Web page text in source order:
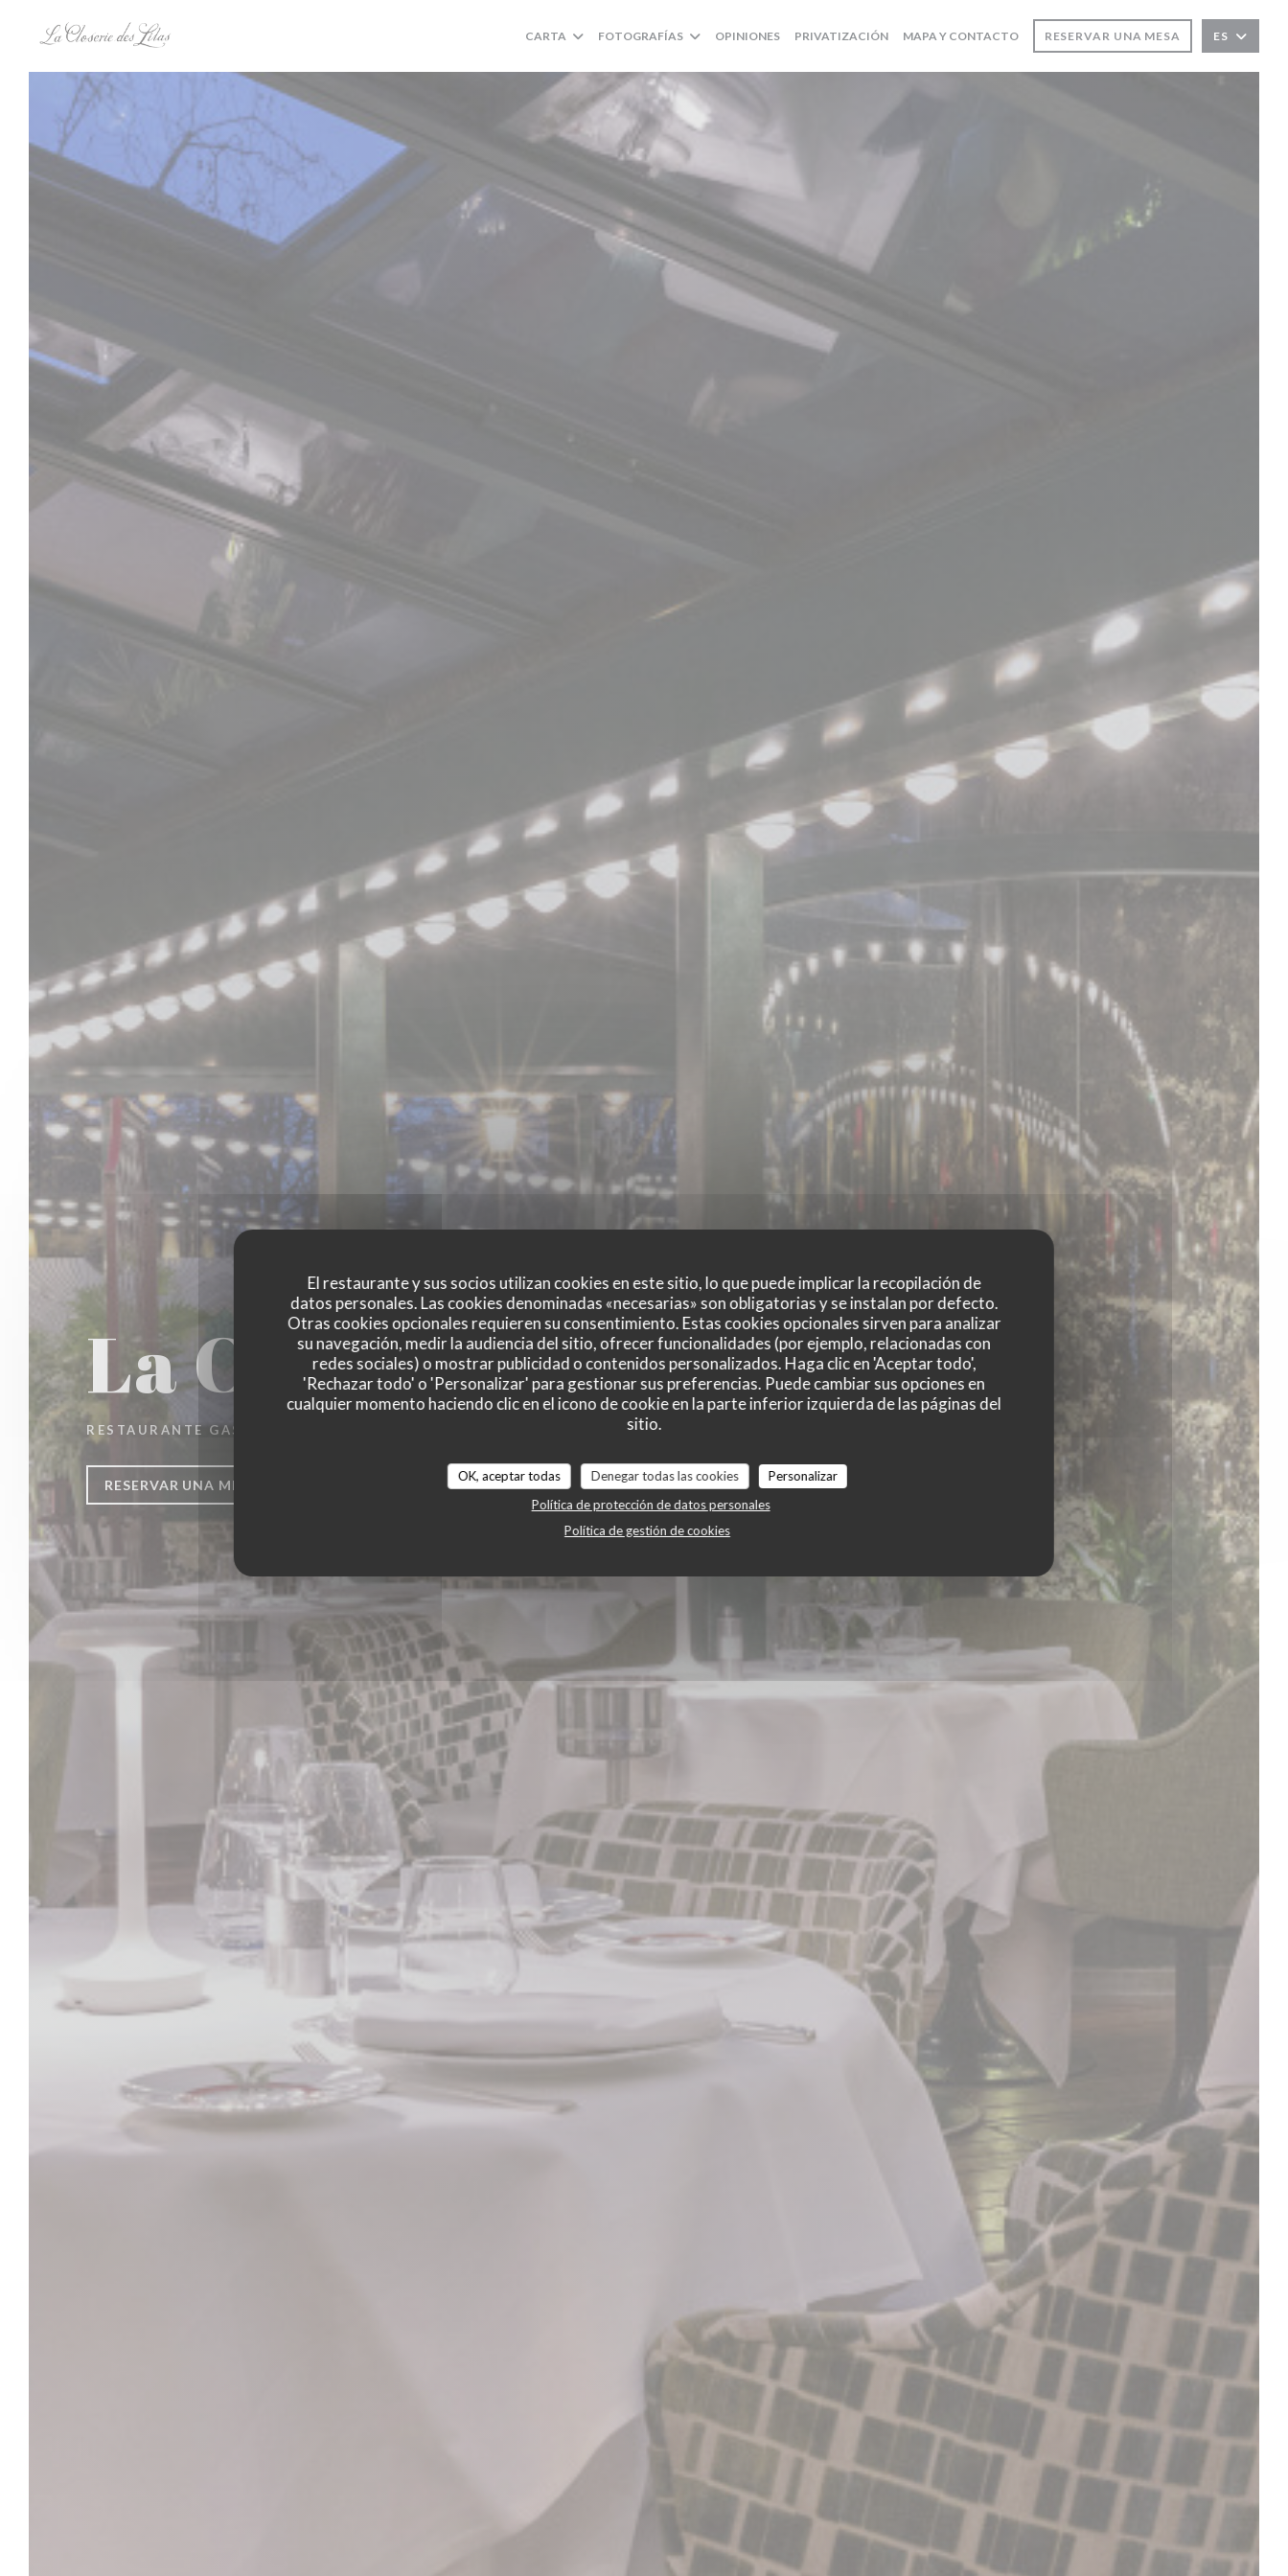
El restaurante y sus socios utilizan cookies en este sitio, lo que puede implicar la recopilación de
datos personales. Las cookies denominadas «necesarias» son obligatorias y se instalan por defecto.
Otras cookies opcionales requieren su consentimiento. Estas cookies opcionales sirven para analizar
su navegación, medir la audiencia del sitio, ofrecer funcionalidades (por ejemplo, relacionadas con
redes sociales) o mostrar publicidad o contenidos personalizados. Haga clic en 'Aceptar todo',
'Rechazar todo' o 'Personalizar' para gestionar sus preferencias. Puede cambiar sus opciones en
cualquier momento haciendo clic en el icono de cookie en la parte inferior izquierda de las páginas del
sitio.
OK, aceptar todas Denegar todas las cookies
Personalizar
Política de protección de datos personales
Política de gestión de cookies
CARTA FOTOGRAFÍAS OPINIONES PRIVATIZACIÓN MAPA Y CONTACTO RESERVAR UNA MESA ES
La Closerie des Lilas
RESTAURANTE GASTRONÓMICO
RESERVAR UNA MESA